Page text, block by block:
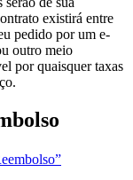
existirá entre
pedido por um e-
outro meio
por quaisquer taxas